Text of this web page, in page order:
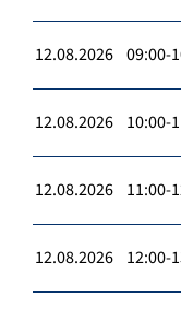
12.08.2026 09:00-
12.08.2026 10:00-
12.08.2026 11:00-
12.08.2026 12:00-